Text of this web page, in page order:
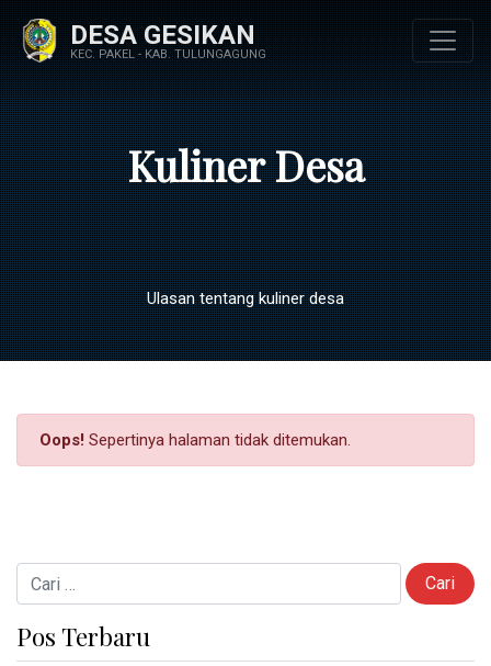
DESA GESIKAN
KEC. PAKEL - KAB. TULUNGAGUNG
Kuliner Desa
Ulasan tentang kuliner desa
Oops! Sepertinya halaman tidak ditemukan.
Cari untuk:
Pos Terbaru